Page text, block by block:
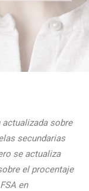
actualizada sobre
secundarias
se actualiza
el procentaje
en